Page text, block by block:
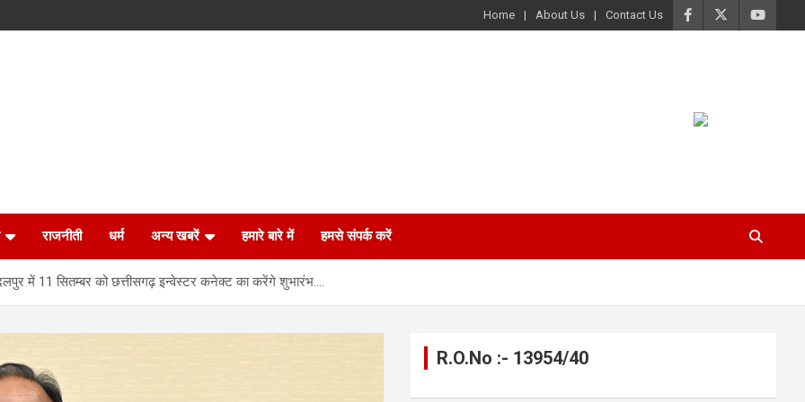
Home About Us Contact Us
राजनीती धर्म अन्य खबरें हमारे बारे में हमसे संपर्क करें
में 11 सितम्बर को छत्तीसगढ़ इन्वेस्टर कनेक्ट का करेंगे शुभारंभ….
R.O.No :- 13954/40